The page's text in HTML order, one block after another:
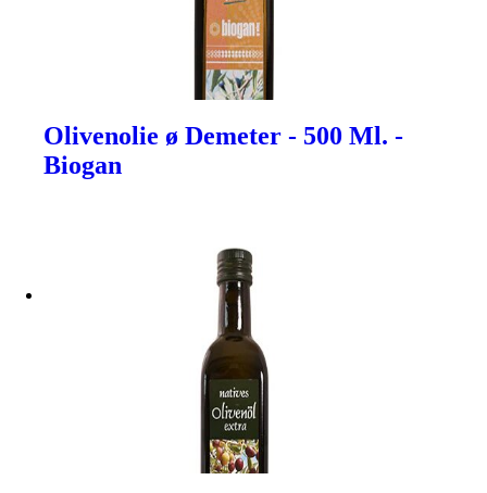
Olivenolie ø Demeter - 500 Ml. -
Biogan